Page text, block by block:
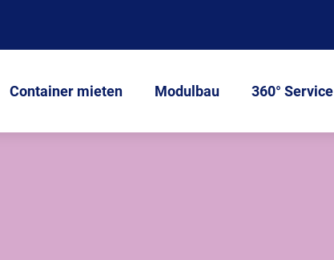
Container mieten Modulbau 360° Service